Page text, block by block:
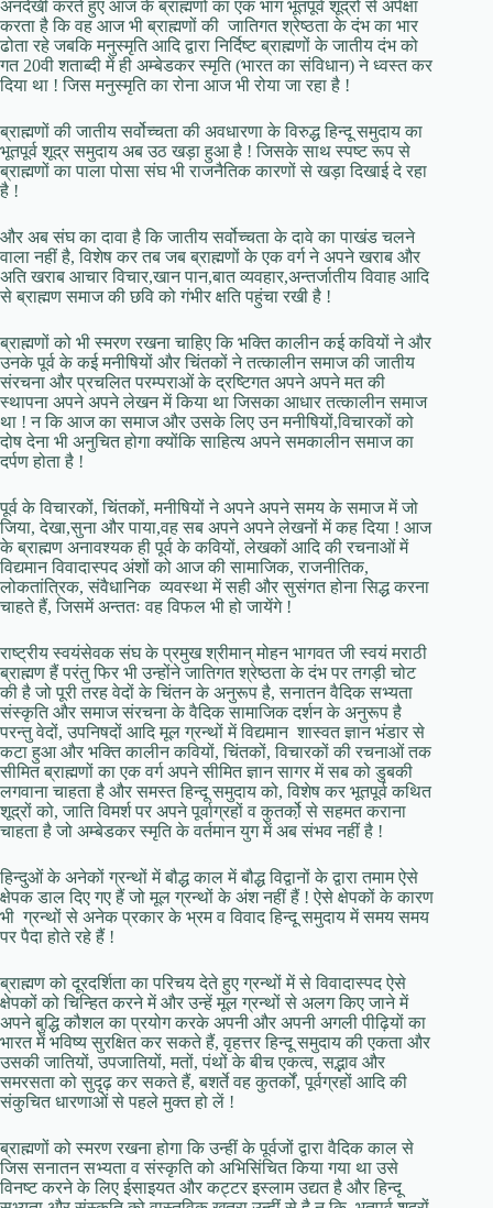
अनदेखी करते हुए आज के ब्राह्मणों का एक भाग भूतपूर्व शूद्रों से अपेक्षा
करता है कि वह आज भी ब्राह्मणों की जातिगत श्रेष्ठता के दंभ का भार
ढोता रहे जबकि मनुस्मृति आदि द्वारा निर्दिष्ट ब्राह्मणों के जातीय दंभ को
गत 20वी शताब्दी में ही अम्बेडकर स्मृति (भारत का संविधान) ने ध्वस्त कर
दिया था ! जिस मनुस्मृति का रोना आज भी रोया जा रहा है !
ब्राह्मणों की जातीय सर्वोच्चता की अवधारणा के विरुद्ध हिन्दू समुदाय का
भूतपूर्व शूद्र समुदाय अब उठ खड़ा हुआ है ! जिसके साथ स्पष्ट रूप से
ब्राह्मणों का पाला पोसा संघ भी राजनैतिक कारणों से खड़ा दिखाई दे रहा
है !
और अब संघ का दावा है कि जातीय सर्वोच्चता के दावे का पाखंड चलने
वाला नहीं है, विशेष कर तब जब ब्राह्मणों के एक वर्ग ने अपने खराब और
अति खराब आचार विचार,खान पान,बात व्यवहार,अन्तर्जातीय विवाह आदि
से ब्राह्मण समाज की छवि को गंभीर क्षति पहुंचा रखी है !
ब्राह्मणों को भी स्मरण रखना चाहिए कि भक्ति कालीन कई कवियों ने और
उनके पूर्व के कई मनीषियों और चिंतकों ने तत्कालीन समाज की जातीय
संरचना और प्रचलित परम्पराओं के द्रष्टिगत अपने अपने मत की
स्थापना अपने अपने लेखन में किया था जिसका आधार तत्कालीन समाज
था ! न कि आज का समाज और उसके लिए उन मनीषियों,विचारकों को
दोष देना भी अनुचित होगा क्योंकि साहित्य अपने समकालीन समाज का
दर्पण होता है !
पूर्व के विचारकों, चिंतकों, मनीषियों ने अपने अपने समय के समाज में जो
जिया, देखा,सुना और पाया,वह सब अपने अपने लेखनों में कह दिया ! आज
के ब्राह्मण अनावश्यक ही पूर्व के कवियों, लेखकों आदि की रचनाओं में
विद्यमान विवादास्पद अंशों को आज की सामाजिक, राजनीतिक,
लोकतांत्रिक, संवैधानिक व्यवस्था में सही और सुसंगत होना सिद्ध करना
चाहते हैं, जिसमें अन्ततः वह विफल भी हो जायेंगे !
राष्ट्रीय स्वयंसेवक संघ के प्रमुख श्रीमान् मोहन भागवत जी स्वयं मराठी
ब्राह्मण हैं परंतु फिर भी उन्होंने जातिगत श्रेष्ठता के दंभ पर तगड़ी चोट
की है जो पूरी तरह वेदों के चिंतन के अनुरूप है, सनातन वैदिक सभ्यता
संस्कृति और समाज संरचना के वैदिक सामाजिक दर्शन के अनुरूप है
परन्तु वेदों, उपनिषदों आदि मूल ग्रन्थों में विद्यमान शास्वत ज्ञान भंडार से
कटा हुआ और भक्ति कालीन कवियों, चिंतकों, विचारकों की रचनाओं तक
सीमित ब्राह्मणों का एक वर्ग अपने सीमित ज्ञान सागर में सब को डुबकी
लगवाना चाहता है और समस्त हिन्दू समुदाय को, विशेष कर भूतपूर्व कथित
शूद्रों को, जाति विमर्श पर अपने पूर्वाग्रहों व कुतर्को़ से सहमत कराना
चाहता है जो अम्बेडकर स्मृति के वर्तमान युग में अब संभव नहीं है !
हिन्दुओं के अनेकों ग्रन्थों में बौद्ध काल में बौद्ध विद्वानों के द्वारा तमाम ऐसे
क्षेपक डाल दिए गए हैं जो मूल ग्रन्थों के अंश नहीं हैं ! ऐसे क्षेपकों के कारण
भी ग्रन्थों से अनेक प्रकार के भ्रम व विवाद हिन्दू समुदाय में समय समय
पर पैदा होते रहे हैं !
ब्राह्मण को दूरदर्शिता का परिचय देते हुए ग्रन्थों में से विवादास्पद ऐसे
क्षेपकों को चिन्हित करने में और उन्हें मूल ग्रन्थों से अलग किए जाने में
अपने बुद्धि कौशल का प्रयोग करके अपनी और अपनी अगली पीढ़ियों का
भारत में भविष्य सुरक्षित कर सकते हैं, वृहत्तर हिन्दू समुदाय की एकता और
उसकी जातियों, उपजातियों, मतों, पंथों के बीच एकत्व, सद्भाव और
समरसता को सुदृढ़ कर सकते हैं, बशर्ते वह कुतर्कों, पूर्वग्रहों आदि की
संकुचित धारणाओं से पहले मुक्त हो लें !
ब्राह्मणों को स्मरण रखना होगा कि उन्हीं के पूर्वजों द्वारा वैदिक काल से
जिस सनातन सभ्यता व संस्कृति को अभिसिंचित किया गया था उसे
विनष्ट करने के लिए ईसाइयत और कट्टर इस्लाम उद्यत है और हिन्दू